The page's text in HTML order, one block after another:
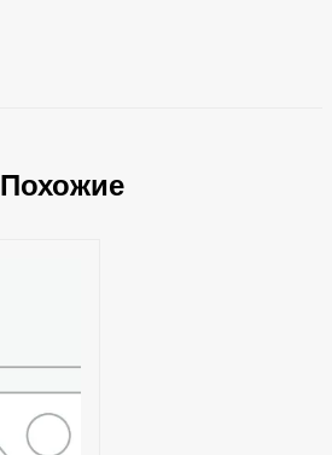
Похожие